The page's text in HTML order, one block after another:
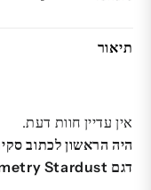
תיאור
אין עדיין חוות דעת.
דגם Symmetry Stardust”